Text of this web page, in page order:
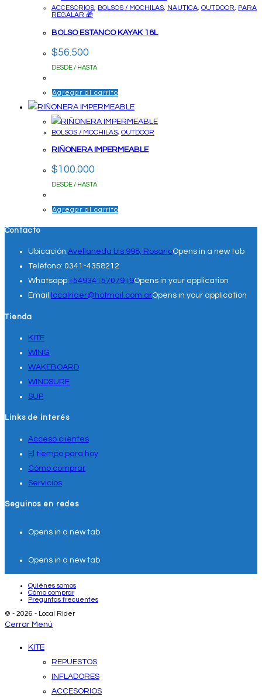
ACCESORIOS, BOLSOS / MOCHILAS, NAUTICA, OUTDOOR, PARA
REGALAR 🎁
BOLSO ESTANCO KAYAK 18L
$56.500
DESDE / HASTA
Agregar al carrito
BOLSOS / MOCHILAS, OUTDOOR
RIÑONERA IMPERMEABLE
$100.000
DESDE / HASTA
Agregar al carrito
Contacto
Ubicación:Avellaneda bis 998, RosarioOpens in a new tab
Teléfono: 0341-4358212
Whatsapp:+5493415707919Opens in your application
Email: localrider@hotmail.com.arOpens in your application
Tienda
KITE
WING
WAKEBOARD
WINDSURF
SUP
Links de interés
Acceso clientes
El tiempo para hoy
Cómo comprar
Servicios
Seguinos en redes
Opens in a new tab
Opens in a new tab
Quiénes somos
Cómo comprar
Preguntas frecuentes
© - 2026 - Local Rider
Cerrar Menú
KITE
REPUESTOS
INFLADORES
ACCESORIOS